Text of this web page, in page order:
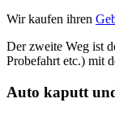
Wir kaufen ihren
Der zweite Weg ist
Probefahrt etc.) mit
Auto kaputt